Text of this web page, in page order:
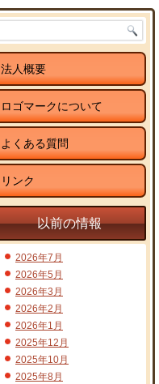
法人概要
ロゴマークについて
よくある質問
リンク
以前の情報
2026年7月
2026年5月
2026年3月
2026年2月
2026年1月
2025年12月
2025年10月
2025年8月